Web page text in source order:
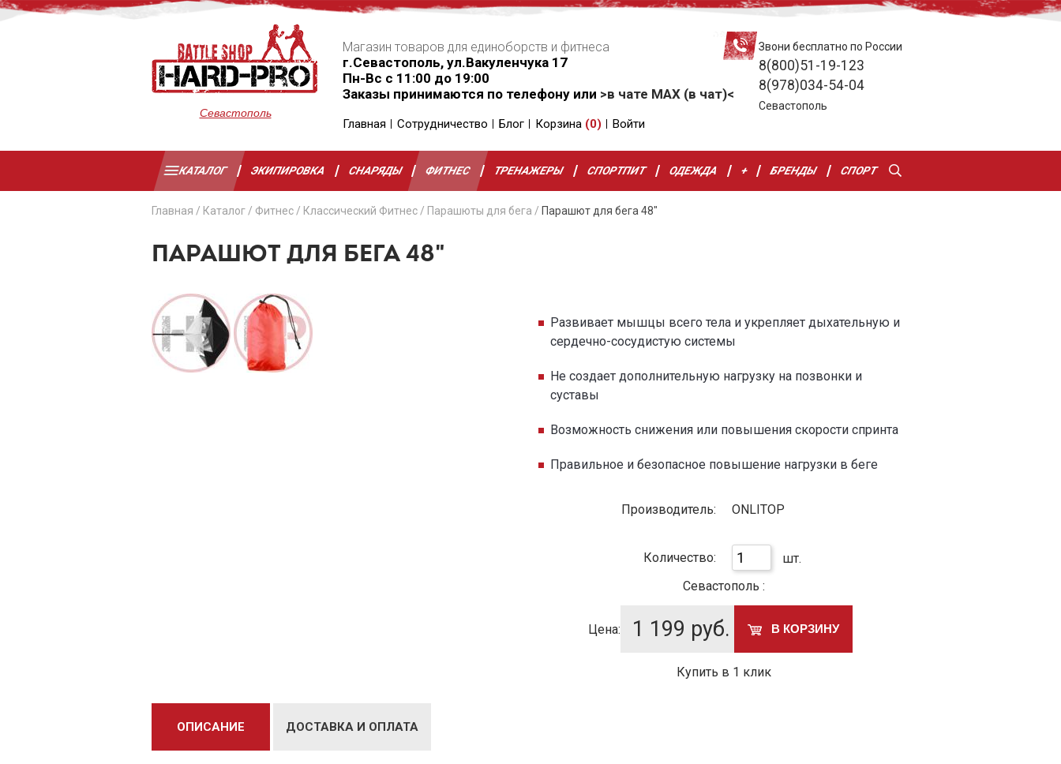
Севастополь
Магазин товаров для единоборств и фитнеса
г.Севастополь, ул.Вакуленчука 17
Пн-Вс с 11:00 до 19:00
Заказы принимаются по телефону или >в чате MAX (в чат)<
Главная Сотрудничество Блог Корзина (0) Войти
Звони бесплатно по России
8(800)51-19-123
8(978)034-54-04
Севастополь
КАТАЛОГ ЭКИПИРОВКА СНАРЯДЫ ФИТНЕС ТРЕНАЖЕРЫ СПОРТПИТ ОДЕЖДА + БРЕНДЫ СПОРТ
Главная / Каталог / Фитнес / Классический Фитнес / Парашюты для бега / Парашют для бега 48"
ПАРАШЮТ ДЛЯ БЕГА 48"
Развивает мышцы всего тела и укрепляет дыхательную и
сердечно-сосудистую системы
Не создает дополнительную нагрузку на позвонки и
суставы
Возможность снижения или повышения скорости спринта
Правильное и безопасное повышение нагрузки в беге
Производитель: ONLITOP
Количество:
шт.
Севастополь :
Цена: 1 199 руб. В КОРЗИНУ
Купить в 1 клик
ОПИСАНИЕ ДОСТАВКА И ОПЛАТА